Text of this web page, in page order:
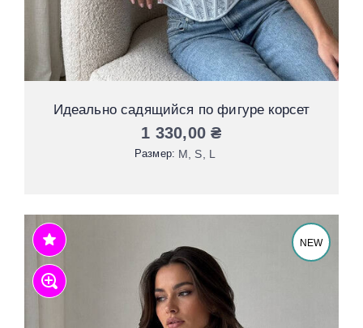
Идеально садящийся по фигуре корсет
1 330,00₴
Размер: М S L
NEW